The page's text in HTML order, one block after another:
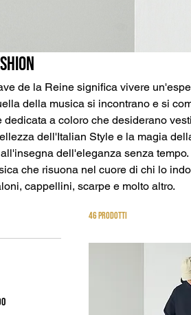
de la Reine significa vivere
della musica si incontrano e si
dedicata a coloro che desiderano
dell'Italian Style e la magia
dell'eleganza senza
che risuona nel cuore di chi lo
cappellini, scarpe e molto altro.
46 prodotti